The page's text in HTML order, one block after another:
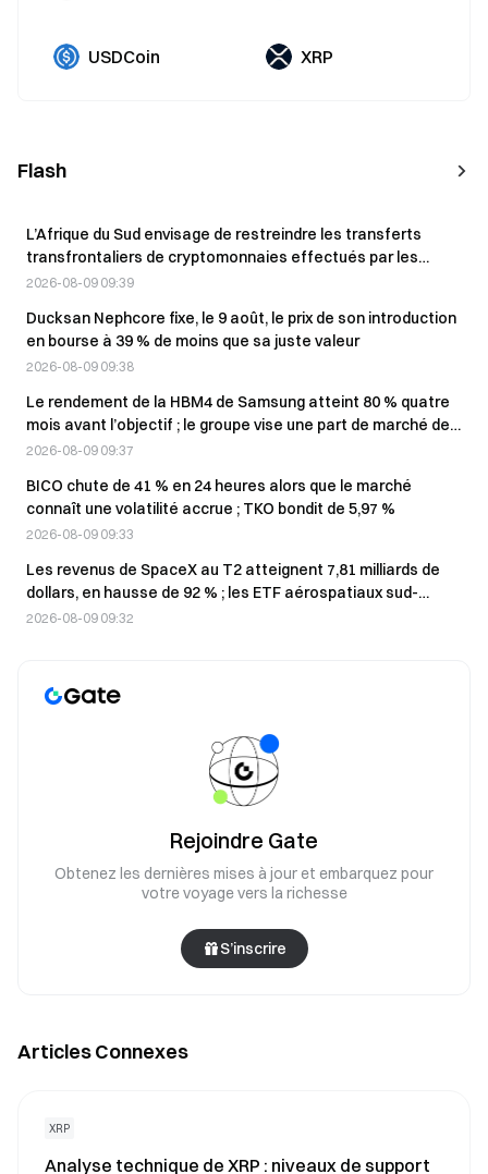
USDCoin XRP
Flash
L’Afrique du Sud envisage de restreindre les transferts
transfrontaliers de cryptomonnaies effectués par les
entreprises, VALR met en garde contre un affaiblissement
2026-08-09 09:39
Ducksan Nephcore fixe, le 9 août, le prix de son introduction
en bourse à 39 % de moins que sa juste valeur
2026-08-09 09:38
Le rendement de la HBM4 de Samsung atteint 80 % quatre
mois avant l’objectif ; le groupe vise une part de marché de
38 % d’ici la fin de l’année
2026-08-09 09:37
BICO chute de 41 % en 24 heures alors que le marché
connaît une volatilité accrue ; TKO bondit de 5,97 %
2026-08-09 09:33
Les revenus de SpaceX au T2 atteignent 7,81 milliards de
dollars, en hausse de 92 % ; les ETF aérospatiaux sud-
coréens bondissent jusqu’à 26 % en une semaine
2026-08-09 09:32
Rejoindre Gate
Obtenez les dernières mises à jour et embarquez pour
votre voyage vers la richesse
S’inscrire
Articles Connexes
XRP
Analyse technique de XRP : niveaux de support